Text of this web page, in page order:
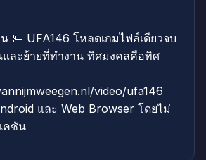
🫷 UFA146 โหลดเกมไฟล์เดียวจบ
และย้ายที่ทำงาน ทิศมงคลคือทิศ
video/ufa146
และ Web Browser โดยไม่
คชัน